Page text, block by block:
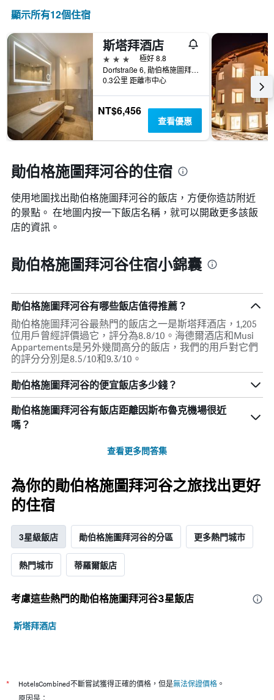
顯示所有12​個住宿
斯塔拜酒店
3星級
極好 8.8
Dorfstraße 6, 勛伯格施圖拜河谷, 蒂羅爾, 奧地利
0.3公里 距離市中心
NT$6,456
查看優惠
勛伯格施圖拜河谷的住宿
使用地圖找出勛伯格施圖拜河谷​的飯店，方便你造訪附近
的景點。 在地圖内按一下飯店名稱，就可以開啟更多該飯
店的資訊。
勛伯格施圖拜河谷住宿小錦囊
勛伯格施圖拜河谷有哪些飯店值得推薦？
勛伯格施圖拜河谷最熱門的飯店之一是斯塔拜酒店，1,205
位用戶曾經評價過它，評分為8.8/10。海德爾酒店和Musi
Appartements是另外幾間高分的飯店，我們的用戶對它們
的評分分別是8.5/10和9.3/10。
勛伯格施圖拜河谷的便宜飯店多少錢？
勛伯格施圖拜河谷​有飯店距離因斯布魯克機場​很近
嗎？
查看更多問答集
為你的勛伯格施圖拜河谷之旅找出更好
的住宿
3星級飯店 勛伯格施圖拜河谷的分區 更多熱門城市
熱門城市 蒂羅爾飯店
考慮這些熱門的勛伯格施圖拜河谷3星​飯店
斯塔拜酒店
* HotelsCombined不斷嘗試獲得正確的價格，但是無法保證價格 。